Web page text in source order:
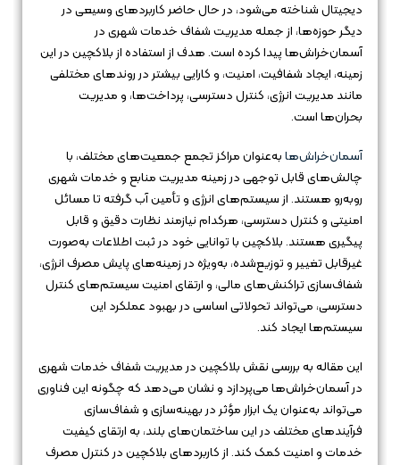
دیجیتال شناخته می‌شود، در حال حاضر کاربردهای وسیعی در
دیگر حوزه‌ها، از جمله مدیریت شفاف خدمات شهری در
آسمان‌خراش‌ها پیدا کرده است. هدف از استفاده از بلاکچین در این
زمینه، ایجاد شفافیت، امنیت، و کارایی بیشتر در روندهای مختلفی
مانند مدیریت انرژی، کنترل دسترسی، پرداخت‌ها، و مدیریت
بحران‌ها است.
آسمان‌خراش‌هابه‌عنوان مراکز تجمع جمعیت‌های مختلف، با
چالش‌های قابل توجهی در زمینه مدیریت منابع و خدمات شهری
روبه‌رو هستند. از سیستم‌های انرژی و تأمین آب گرفته تا مسائل
امنیتی و کنترل دسترسی، هرکدام نیازمند نظارت دقیق و قابل
پیگیری هستند. بلاکچین با توانایی خود در ثبت اطلاعات به‌صورت
غیرقابل تغییر و توزیع‌شده، به‌ویژه در زمینه‌های پایش مصرف انرژی،
شفاف‌سازی تراکنش‌های مالی، و ارتقای امنیت سیستم‌های کنترل
دسترسی، می‌تواند تحولاتی اساسی در بهبود عملکرد این
سیستم‌ها ایجاد کند.
این مقاله به بررسی نقش بلاکچین در مدیریت شفاف خدمات شهری
در آسمان‌خراش‌ها می‌پردازد و نشان می‌دهد که چگونه این فناوری
می‌تواند به‌عنوان یک ابزار مؤثر در بهینه‌سازی و شفاف‌سازی
فرآیندهای مختلف در این ساختمان‌های بلند، به ارتقای کیفیت
خدمات و امنیت کمک کند. از کاربردهای بلاکچین در کنترل مصرف